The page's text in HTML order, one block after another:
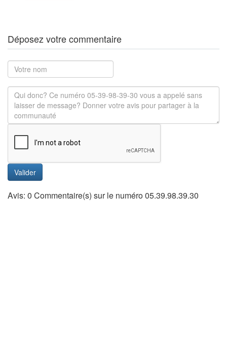
Déposez votre commentaire
Valider
Avis: 0 Commentaire(s) sur le numéro 05.39.98.39.30